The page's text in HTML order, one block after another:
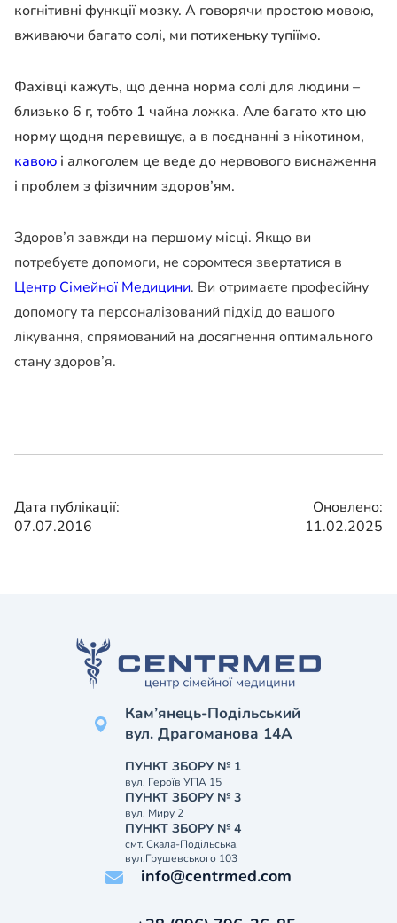
когнітивні функції мозку. А говорячи простою мовою,
вживаючи багато солі, ми потихеньку тупіїмо.
Фахівці кажуть, що денна норма солі для людини –
близько 6 г, тобто 1 чайна ложка. Але багато хто цю
норму щодня перевищує, а в поєднанні з нікотином,
кавою і алкоголем це веде до нервового виснаження
і проблем з фізичним здоров’ям.
Здоров’я завжди на першому місці. Якщо ви
потребуєте допомоги, не соромтеся звертатися в
Центр Сімейної Медицини. Ви отримаєте професійну
допомогу та персоналізований підхід до вашого
лікування, спрямований на досягнення оптимального
стану здоров’я.
Дата публікації:
07.07.2016
Оновлено:
11.02.2025
Кам’янець-Подільський
вул. Драгоманова 14А
ПУНКТ ЗБОРУ № 1
вул. Героїв УПА 15
ПУНКТ ЗБОРУ № 3
вул. Миру 2
ПУНКТ ЗБОРУ № 4
смт. Скала-Подільська,
вул.Грушевського 103
info@centrmed.com